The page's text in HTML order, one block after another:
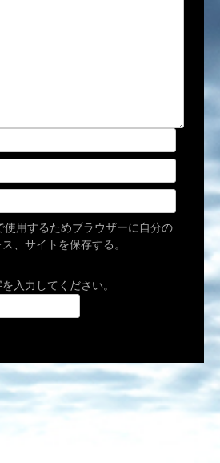
使用するためブラウザーに自分の
、サイトを保存する。
入力してください。